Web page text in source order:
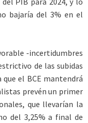
bajaría del 3% en el
-incertidumbres
de las subidas
el BCE mantendrá
prevén un primer
que llevarían la
del 3,25% a final de